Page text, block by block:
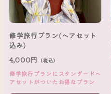
修学旅行プラン(ヘアセット
込み)
4,000円 （税込）
修学旅行プランにスタンダードヘ
アセットがついたお得なプラン